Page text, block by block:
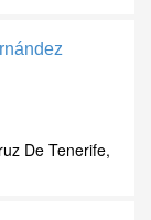
De Tenerife,